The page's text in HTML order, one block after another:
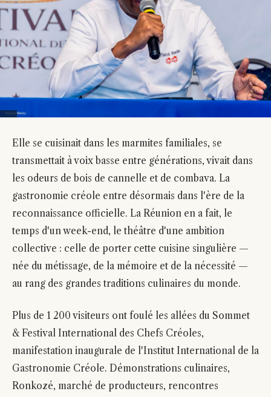
Elle se cuisinait dans les marmites familiales, se
transmettait à voix basse entre générations, vivait dans
les odeurs de bois de cannelle et de combava. La
gastronomie créole entre désormais dans l'ère de la
reconnaissance officielle. La Réunion en a fait, le
temps d'un week-end, le théâtre d'une ambition
collective : celle de porter cette cuisine singulière —
née du métissage, de la mémoire et de la nécessité —
au rang des grandes traditions culinaires du monde.
Plus de 1 200 visiteurs ont foulé les allées du Sommet
& Festival International des Chefs Créoles,
manifestation inaugurale de l'Institut International de la
Gastronomie Créole. Démonstrations culinaires,
Ronkozé, marché de producteurs, rencontres